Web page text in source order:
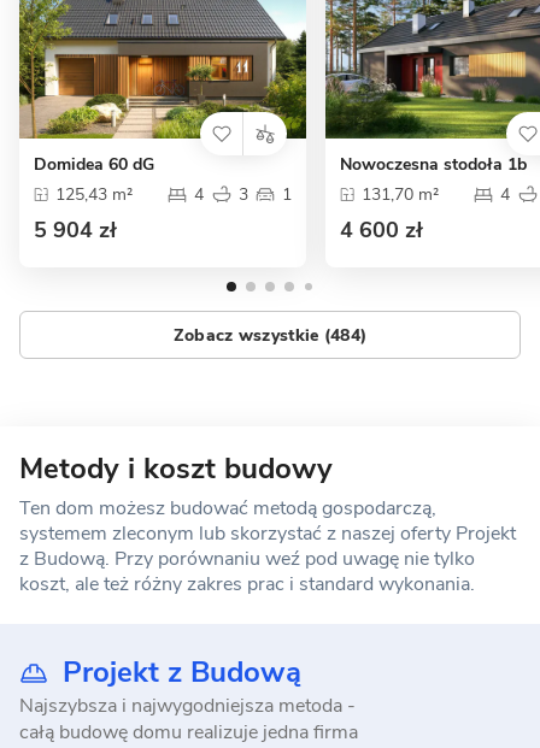
Domidea 60 dG
125,43 m²
4 3 1
5 904 zł
Nowoczesna stodoła 1b
131,70 m²
4
4 600 zł
Zobacz wszystkie (484)
Metody i koszt budowy
Ten dom możesz budować metodą gospodarczą,
systemem zleconym lub skorzystać z naszej oferty Projekt
z Budową. Przy porównaniu weź pod uwagę nie tylko
koszt, ale też różny zakres prac i standard wykonania.
Projekt z Budową
Najszybsza i najwygodniejsza metoda -
całą budowę domu realizuje jedna firma